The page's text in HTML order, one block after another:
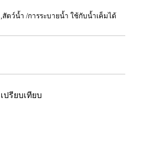
ตว์น้ำ /การระบายน้ำ ใช้กับน้ำเค็มได้
เปรียบเทียบ